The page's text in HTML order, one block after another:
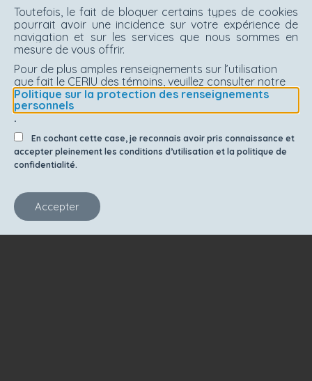
Toutefois, le fait de bloquer certains types de cookies
pourrait avoir une incidence sur votre expérience de
navigation et sur les services que nous sommes en
mesure de vous offrir.
Pour de plus amples renseignements sur l’utilisation
que fait le CERIU des témoins, veuillez consulter notre
Politique sur la protection des renseignements
personnels
.
En cochant cette case, je reconnais avoir pris connaissance et
accepter pleinement les conditions d’utilisation et la politique de
confidentialité.
Accepter